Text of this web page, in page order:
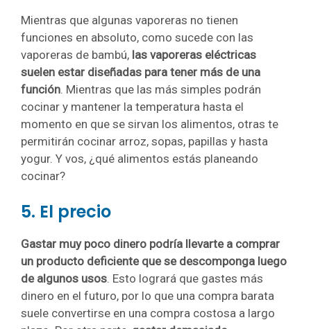
Mientras que algunas vaporeras no tienen
funciones en absoluto, como sucede con las
vaporeras de bambú, las vaporeras eléctricas
suelen estar diseñadas para tener más de una
función. Mientras que las más simples podrán
cocinar y mantener la temperatura hasta el
momento en que se sirvan los alimentos, otras te
permitirán cocinar arroz, sopas, papillas y hasta
yogur. Y vos, ¿qué alimentos estás planeando
cocinar?
5. El precio
Gastar muy poco dinero podría llevarte a comprar
un producto deficiente que se descomponga luego
de algunos usos. Esto logrará que gastes más
dinero en el futuro, por lo que una compra barata
suele convertirse en una compra costosa a largo